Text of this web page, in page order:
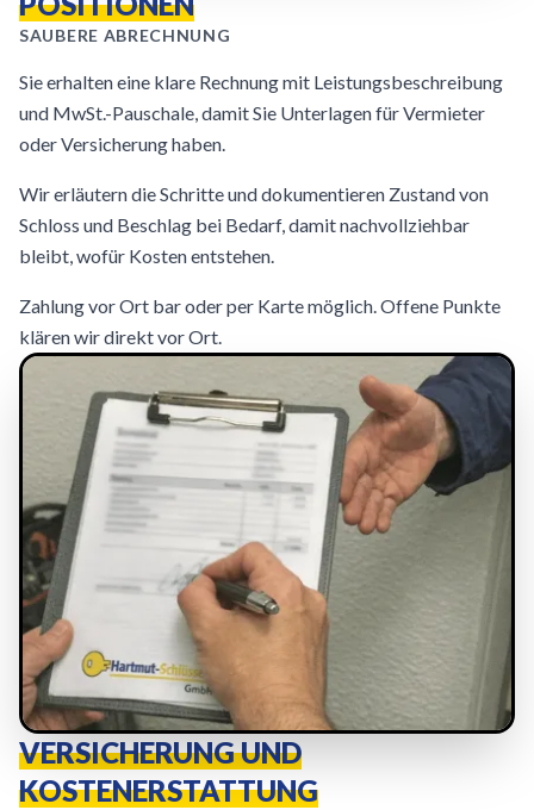
SAUBERE ABRECHNUNG
Sie erhalten eine klare Rechnung mit Leistungsbeschreibung
und MwSt.-Pauschale, damit Sie Unterlagen für Vermieter
oder Versicherung haben.
Wir erläutern die Schritte und dokumentieren Zustand von
Schloss und Beschlag bei Bedarf, damit nachvollziehbar
bleibt, wofür Kosten entstehen.
Zahlung vor Ort bar oder per Karte möglich. Offene Punkte
klären wir direkt vor Ort.
VERSICHERUNG UND
KOSTENERSTATTUNG